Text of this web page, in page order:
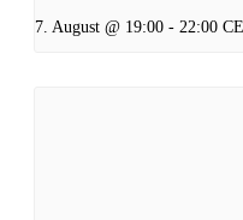
7. August @ 19:00 - 22:00